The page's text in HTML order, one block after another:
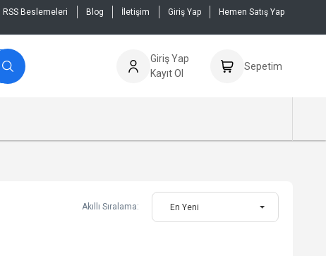
RSS Beslemeleri Blog İletişim Giriş Yap Hemen Satış Yap
Giriş Yap
Kayıt Ol
Sepetim
Akıllı Sıralama: En Yeni